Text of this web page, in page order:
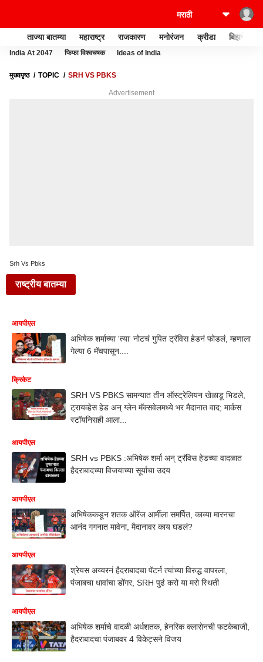
ताज्या बातम्या महाराष्ट्र राजकारण मनोरंजन क्रीडा बिझनेस
India At 2047 फिफा विश्वचषक Ideas of India
मुख्यपृष्ठ TOPIC SRH VS PBKS
Advertisement
Srh Vs Pbks
राष्ट्रीय बातम्या
आयपीएल
अभिषेक शर्माच्या 'त्या' नोटचं गुपित ट्रॅविस हेडनं फोडलं, म्हणाला
गेल्या 6 मॅचपासून....
क्रिकेट
SRH VS PBKS सामन्यात तीन ऑस्ट्रेलियन खेळाडू भिडले,
ट्रायव्हेस हेड अन् ग्लेन मॅक्सवेलमध्ये भर मैदानात वाद; मार्कस
स्टॉयनिसही आला...
आयपीएल
SRH vs PBKS :अभिषेक शर्मा अन् ट्रॅविस हेडच्या वादळात
हैदराबादच्या विजयाच्या सूर्याचा उदय
आयपीएल
अभिषेककडून शतक ऑरेंज आर्मीला समर्पित, काव्या मारनचा
आनंद गगनात मावेना, मैदानावर काय घडलं?
आयपीएल
श्रेयस अय्यरनं हैदराबादचा पॅटर्न त्यांच्या विरुद्ध वापरला,
पंजाबचा धावांचा डोंगर, SRH पुढं करो या मरो स्थिती
आयपीएल
अभिषेक शर्माचे वादळी अर्धशतक, हेनरिक क्लासेनची फटकेबाजी,
हैदराबादचा पंजाबवर 4 विकेट्सने विजय